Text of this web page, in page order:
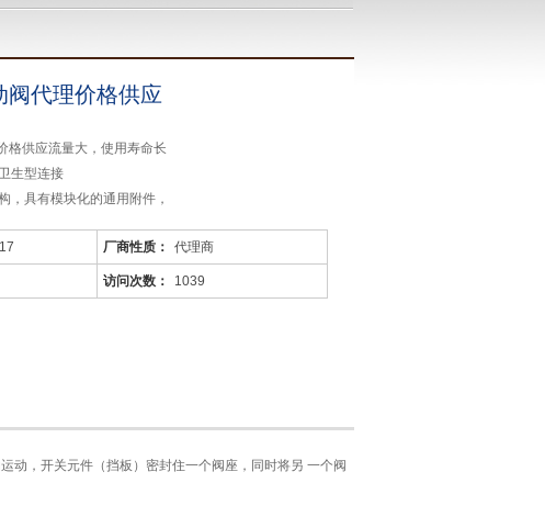
阀代理价格供应
格供应流量大，使用寿命长
生型连接
，具有模块化的通用附件，
厂商性质： 代理商
访问次数： 1039
动，开关元件（挡板）密封住一个阀座，同时将另 一个阀